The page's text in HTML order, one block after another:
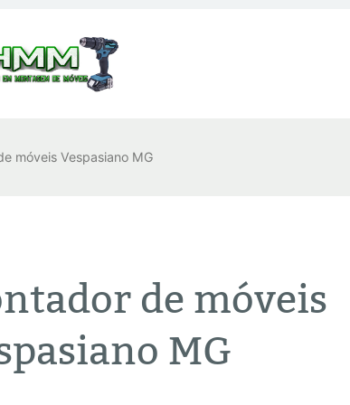
móveis Vespasiano MG
de móveis
MG